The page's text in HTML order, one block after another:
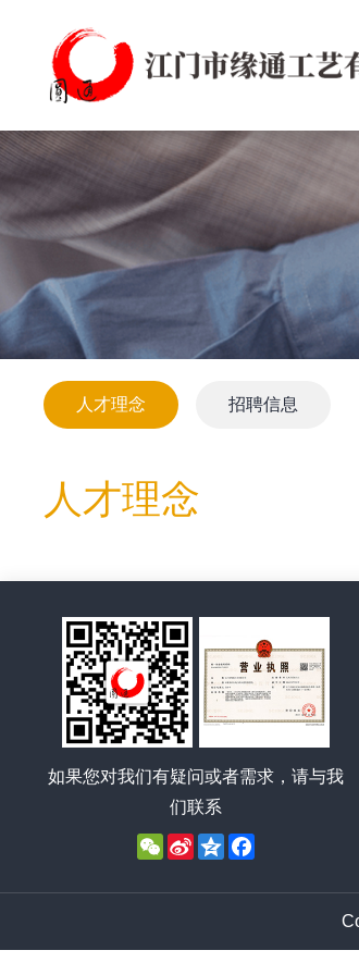
人才理念 招聘信息
人才理念
如果您对我们有疑问或者需求，请与我
们联系
WeChat
Sina
Weibo
Qzone